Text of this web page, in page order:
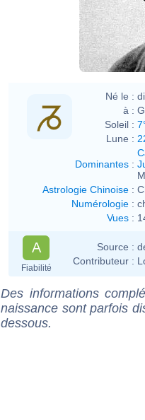
Né le :
à :
Soleil :
Lune :
Dominantes :
Astrologie Chinoise :
Numérologie :
Vues :
A
Fiabilité
Source :
Contributeur :
Des informations
naissance sont parfois
dessous.